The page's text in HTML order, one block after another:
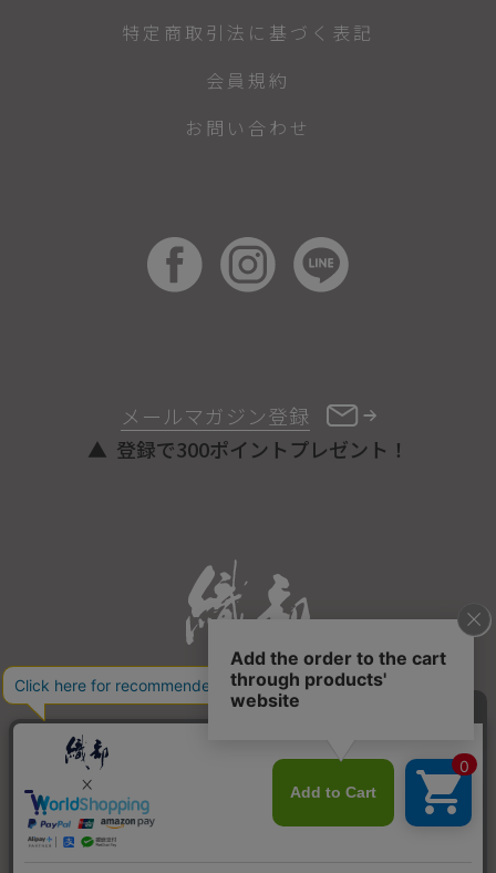
ONLINE STORE
メールマガジン登録
登録で300ポイントプレゼント！
特定商取引法に基づく表記
会員規約
お問い合わせ
COPYRIGHT © ORIBE ALL RIGHTS RESERVED.